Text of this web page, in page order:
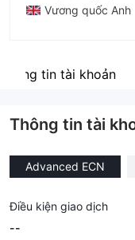
Vương quốc Anh
Tên công ty
Thông tin tài khoản
Thông tin tài
Advanced ECN
Điều kiện giao dịch
--